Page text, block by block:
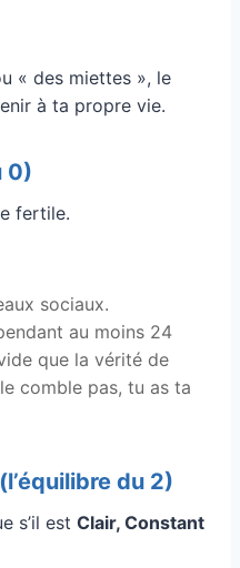
« des miettes », le
à ta propre vie.
0)
fertile.
sociaux.
au moins 24
que la vérité de
le comble pas, tu as ta
du 2)
s’il est Clair, Constant